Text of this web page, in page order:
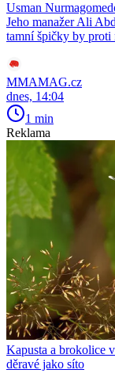
Usman
Jeho manažer Ali
tamní špičky by proti
MMAMAG.cz
dnes, 14:04
1 min
Reklama
Kapusta a brokolice
děravé jako síto